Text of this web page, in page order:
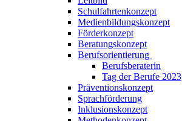
Schulfahrtenkonzept
Medienbildungskonzept
Förderkonzept
Beratungskonzept
Berufsorientierung
Berufsberaterin
Tag der Berufe 2023
Präventionskonzept
Sprachförderung
Inklusionskonzept